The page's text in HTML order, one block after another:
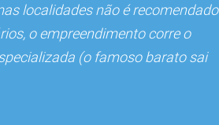
localidades não é recomendado
o empreendimento corre o
(o famoso barato sai